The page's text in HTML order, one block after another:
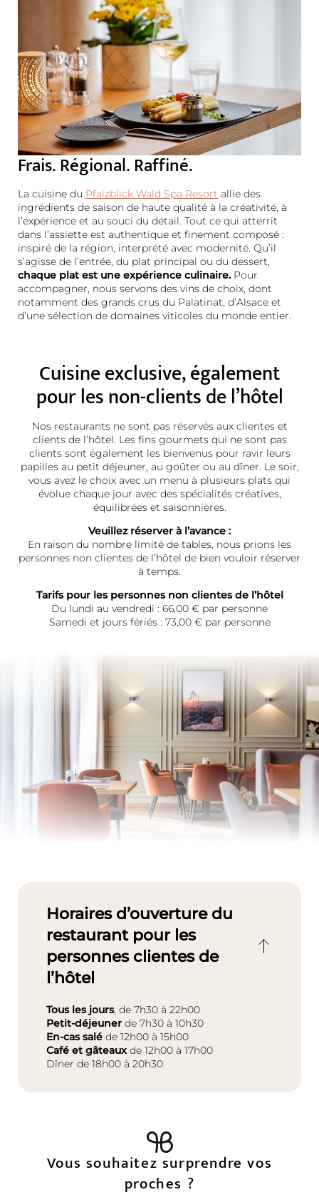
Le Wald Spa Resort
Chambres et tarifs
Frais. Régional. Raffiné.
La cuisine du Pfalzblick Wald Spa Resort allie des
ingrédients de saison de haute qualité à la créativité, à
l’expérience et au souci du détail. Tout ce qui atterrit
dans l’assiette est authentique et finement composé :
inspiré de la région, interprété avec modernité. Qu’il
s’agisse de l’entrée, du plat principal ou du dessert,
chaque plat est une expérience culinaire. Pour
accompagner, nous servons des vins de choix, dont
notamment des grands crus du Palatinat, d’Alsace et
d’une sélection de domaines viticoles du monde entier.
Cuisine exclusive, également
pour les non-clients de l’hôtel
Nos restaurants ne sont pas réservés aux clientes et
clients de l’hôtel. Les fins gourmets qui ne sont pas
clients sont également les bienvenus pour ravir leurs
papilles au petit déjeuner, au goûter ou au dîner. Le soir,
vous avez le choix avec un menu à plusieurs plats qui
évolue chaque jour avec des spécialités créatives,
équilibrées et saisonnières.
Veuillez réserver à l’avance :
En raison du nombre limité de tables, nous prions les
personnes non clientes de l’hôtel de bien vouloir réserver
à temps.
Tarifs pour les personnes non clientes de l’hôtel
Du lundi au vendredi : 66,00 € par personne
Samedi et jours fériés : 73,00 € par personne
Horaires d’ouverture du
restaurant pour les
personnes clientes de
l’hôtel
Tous les jours, de 7h30 à 22h00
Petit-déjeuner de 7h30 à 10h30
En-cas salé de 12h00 à 15h00
Café et gâteauxde 12h00 à 17h00
Dîner de 18h00 à 20h30
Vous souhaitez surprendre vos
proches ?